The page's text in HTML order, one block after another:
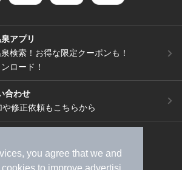
you agree that we and
アプリ
検索！お得な限定クーポンも！
ロード！
合わせ
修正依頼もこちらから
（資料請求）
広告出稿のご案内